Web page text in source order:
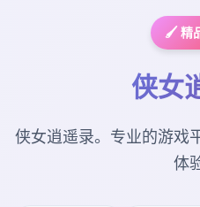
🖌️ 精
侠女
侠女逍遥录。专业的游戏
体